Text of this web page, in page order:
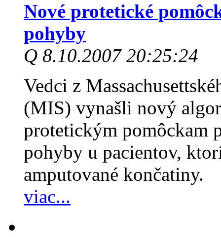
Nové protetické
pohyby
Q 8.10.2007 20:25:24
Vedci z
(MIS) vynašli nový
protetickým pomôckam
pohyby u pacientov,
amputované končatiny.
viac...